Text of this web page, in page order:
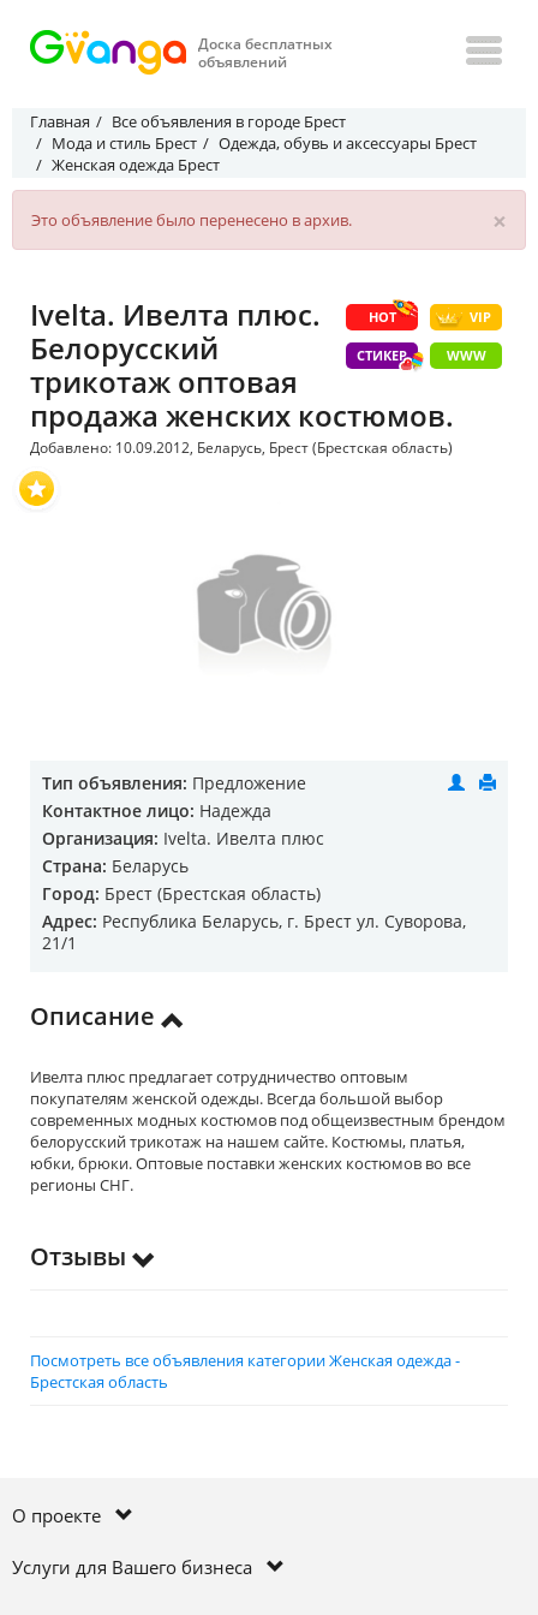
Доска бесплатных
объявлений
Главная
Все объявления в городе Брест
Мода и стиль Брест
Одежда, обувь и аксессуары Брест
Женская одежда Брест
×
Это объявление было перенесено в архив.
HOT VIP
СТИКЕР WWW
Ivelta. Ивелта плюс.
Белорусский
трикотаж оптовая
продажа женских костюмов.
Добавлено: 10.09.2012, Беларусь, Брест (Брестская область)
Тип объявления: Предложение
Контактное лицо: Надежда
Организация: Ivelta. Ивелта плюс
Страна: Беларусь
Город: Брест (Брестская область)
Адрес: Республика Беларусь, г. Брест ул. Суворова,
21/1
Описание
Ивелта плюс предлагает сотрудничество оптовым
покупателям женской одежды. Всегда большой выбор
современных модных костюмов под общеизвестным брендом
белорусский трикотаж на нашем сайте. Костюмы, платья,
юбки, брюки. Оптовые поставки женских костюмов во все
регионы СНГ.
Отзывы
Посмотреть все объявления категории Женская одежда -
Брестская область
О проекте
Услуги для Вашего бизнеса